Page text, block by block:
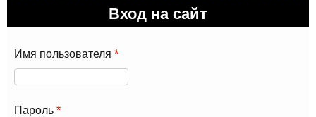
Вход на сайт
Имя пользователя *
Пароль *